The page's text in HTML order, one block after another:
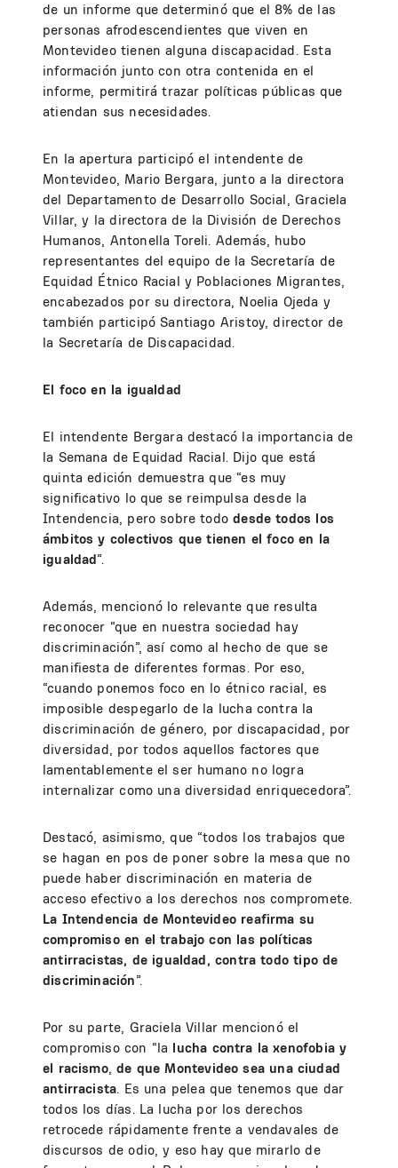
de un informe que determinó que el 8% de las
personas afrodescendientes que viven en
Montevideo tienen alguna discapacidad. Esta
información junto con otra contenida en el
informe, permitirá trazar políticas públicas que
atiendan sus necesidades.
En la apertura participó el intendente de
Montevideo, Mario Bergara, junto a la directora
del Departamento de Desarrollo Social, Graciela
Villar, y la directora de la División de Derechos
Humanos, Antonella Toreli. Además, hubo
representantes del equipo de la Secretaría de
Equidad Étnico Racial y Poblaciones Migrantes,
encabezados por su directora, Noelia Ojeda y
también participó Santiago Aristoy, director de
la Secretaría de Discapacidad.
El foco en la igualdad
El intendente Bergara destacó la importancia de
la Semana de Equidad Racial. Dijo que está
quinta edición demuestra que “es muy
significativo lo que se reimpulsa desde la
Intendencia, pero sobre tododesde todos los
ámbitos y colectivos que tienen el foco en la
igualdad”.
Además, mencionó lo relevante que resulta
reconocer “que en nuestra sociedad hay
discriminación”, así como al hecho de que se
manifiesta de diferentes formas. Por eso,
“cuando ponemos foco en lo étnico racial, es
imposible despegarlo de la lucha contra la
discriminación de género, por discapacidad, por
diversidad, por todos aquellos factores que
lamentablemente el ser humano no logra
internalizar como una diversidad enriquecedora”.
Destacó, asimismo, que “todos los trabajos que
se hagan en pos de poner sobre la mesa que no
puede haber discriminación en materia de
acceso efectivo a los derechos nos compromete.
La Intendencia de Montevideo reafirma su
compromiso en el trabajo con las políticas
antirracistas, de igualdad, contra todo tipo de
discriminación”.
Por su parte, Graciela Villar mencionó el
compromiso con “la lucha contra la xenofobia y
el racismo,de que Montevideo sea una ciudad
antirracista. Es una pelea que tenemos que dar
todos los días. La lucha por los derechos
retrocede rápidamente frente a vendavales de
discursos de odio, y eso hay que mirarlo de